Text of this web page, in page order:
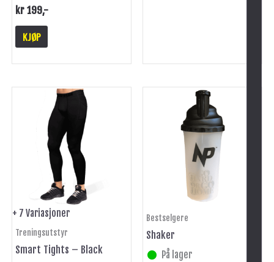
kr199,-
KJØP
+ 7 Variasjoner
Treningsutstyr
Smart Tights – Black
Dette
produktet
har
flere
varianter.
Alternativene
kan
velges
på
produktsiden
Bestselgere
Shaker
På lager